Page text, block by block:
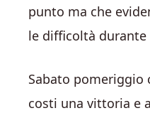
punto ma che
le difficoltà durante
Sabato pomeriggio
costi una vittoria e